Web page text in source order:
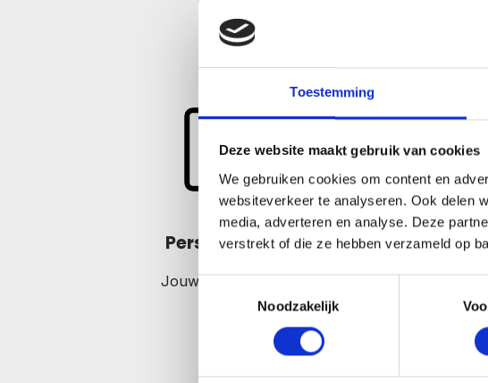
Toestemming
Deze website maakt gebruik van cookies
We gebruiken cookies om content en
websiteverkeer te analyseren. Ook delen
media, adverteren en analyse. Deze
verstrekt of die ze hebben verzameld op
Toestemmingsselectie
Noodzakelijk
Personaliseer
Jouw eigen fotolijst